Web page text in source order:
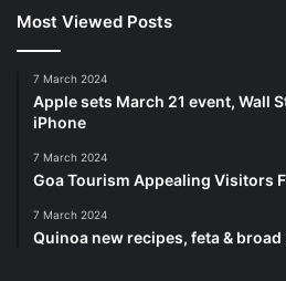
Most Viewed Posts
7 March 2024
Apple sets March 21 event, Wall
iPhone
7 March 2024
Goa Tourism Appealing Visitors
7 March 2024
Quinoa new recipes, feta & broad